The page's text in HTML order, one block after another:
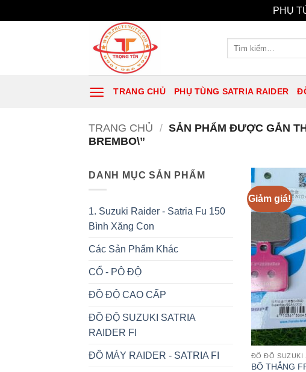
PHỤ
TRANG CHỦ PHỤ TÙNG SATRIA RAIDER
TRANG CHỦ / SẢN PHẨM ĐƯỢC GẮN
BREMBO\”
DANH MỤC SẢN PHẨM
1. Suzuki Raider - Satria Fu 150
Bình Xăng Con
Các Sản Phẩm Khác
CỔ - PÔ ĐỘ
ĐỒ ĐỘ CAO CẤP
ĐỒ ĐỘ SUZUKI SATRIA
RAIDER FI
ĐỒ MÁY RAIDER - SATRIA FI
Giảm giá!
ĐỒ ĐỘ SUZUKI
BỐ THẮNG